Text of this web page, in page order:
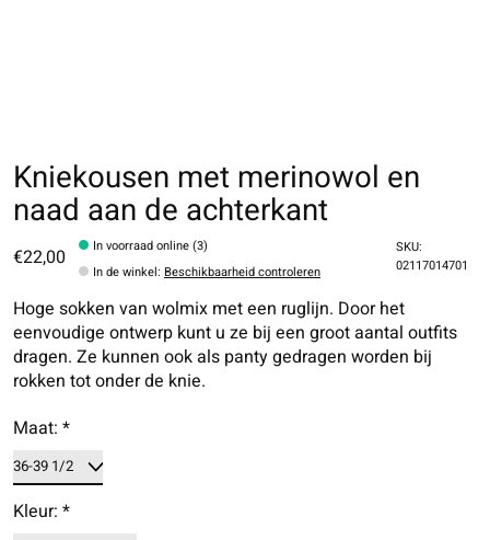
Kniekousen met merinowol en
naad aan de achterkant
€22,00
In voorraad online (3)
In de winkel: Beschikbaarheid controleren
SKU:
02117014701
Hoge sokken van wolmix met een ruglijn. Door het
eenvoudige ontwerp kunt u ze bij een groot aantal outfits
dragen. Ze kunnen ook als panty gedragen worden bij
rokken tot onder de knie.
Maat: *
Kleur: *